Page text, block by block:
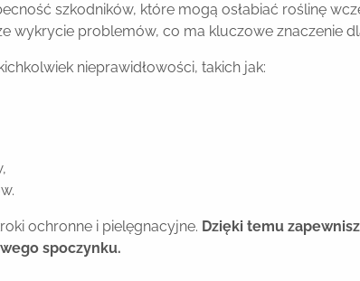
szkodników, które mogą osłabiać roślinę
wykrycie problemów, co ma kluczowe znaczenie
nieprawidłowości, takich jak:
ochronne i pielęgnacyjne. Dzięki temu
spoczynku.